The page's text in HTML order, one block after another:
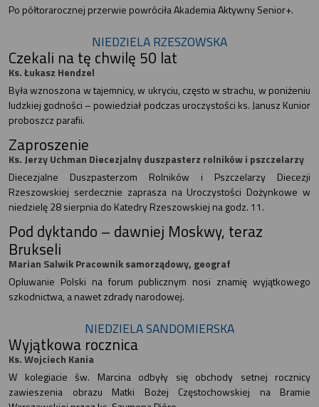
Po półtorarocznej przerwie powróciła Akademia Aktywny Senior+.
NIEDZIELA RZESZOWSKA
Czekali na tę chwilę 50 lat
Ks. Łukasz Hendzel
Była wznoszona w tajemnicy, w ukryciu, często w strachu, w poniżeniu
ludzkiej godności – powiedział podczas uroczystości ks. Janusz Kunior
proboszcz parafii.
Zaproszenie
Ks. Jerzy Uchman Diecezjalny duszpasterz rolników i pszczelarzy
Diecezjalne Duszpasterzom Rolników i Pszczelarzy Diecezji
Rzeszowskiej serdecznie zaprasza na Uroczystości Dożynkowe w
niedzielę 28 sierpnia do Katedry Rzeszowskiej na godz. 11.
Pod dyktando – dawniej Moskwy, teraz
Brukseli
Marian Salwik Pracownik samorządowy, geograf
Opluwanie Polski na forum publicznym nosi znamię wyjątkowego
szkodnictwa, a nawet zdrady narodowej.
NIEDZIELA SANDOMIERSKA
Wyjątkowa rocznica
Ks. Wojciech Kania
W kolegiacie św. Marcina odbyły się obchody setnej rocznicy
zawieszenia obrazu Matki Bożej Częstochowskiej na Bramie